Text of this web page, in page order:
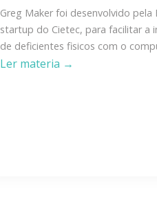
Greg Maker foi desenvolvido pela
startup do Cietec, para facilitar a
de deficientes fisicos com o
Ler materia →